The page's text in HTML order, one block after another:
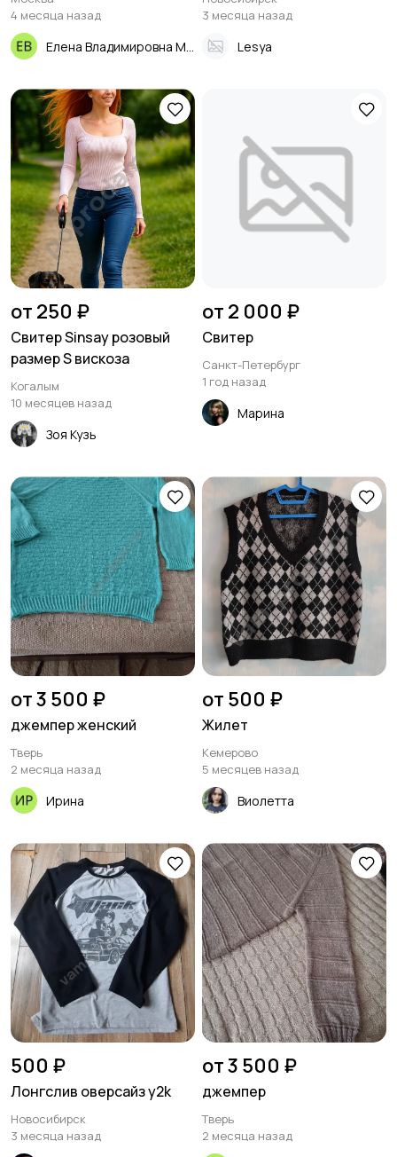
4 месяца назад
3 месяца назад
Lesya
от 250 ₽
Свитер Sinsay розовый
размер S вискоза
Когалым
10 месяцев назад
Зоя Кузь
от 2 000 ₽
Свитер
Санкт-Петербург
1 год назад
Марина
от 3 500 ₽
джемпер женский
Тверь
2 месяца назад
Ирина
от 500 ₽
Жилет
Кемерово
5 месяцев назад
Виолетта
500 ₽
Лонгслив оверсайз y2k
Новосибирск
3 месяца назад
от 3 500 ₽
джемпер
Тверь
2 месяца назад